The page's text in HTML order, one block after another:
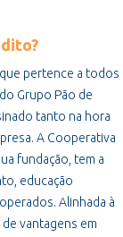
pertence a todos
Grupo Pão de
tanto na hora
A Cooperativa
fundação, tem a
educação
Alinhada à
vantagens em